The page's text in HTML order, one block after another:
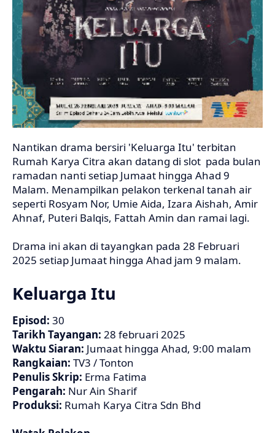
Nantikan drama bersiri 'Keluarga Itu' terbitan
Rumah Karya Citra akan datang di slot pada bulan
ramadan nanti setiap Jumaat hingga Ahad 9
Malam. Menampilkan pelakon terkenal tanah air
seperti Rosyam Nor, Umie Aida, Izara Aishah, Amir
Ahnaf, Puteri Balqis, Fattah Amin dan ramai lagi.
Drama ini akan di tayangkan pada 28 Februari
2025 setiap Jumaat hingga Ahad jam 9 malam.
Keluarga Itu
Episod: 30
Tarikh Tayangan: 28 februari 2025
Waktu Siaran: Jumaat hingga Ahad, 9:00 malam
Rangkaian: TV3 / Tonton
Penulis Skrip: Erma Fatima
Pengarah: Nur Ain Sharif
Produksi: Rumah Karya Citra Sdn Bhd